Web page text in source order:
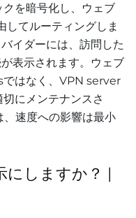
を暗号化し、ウェブ
てルーティングしま
イダーには、訪問した
表示されます。ウェブ
はなく、VPN server
にメンテナンスさ
速度への影響は最小
にしますか？ |